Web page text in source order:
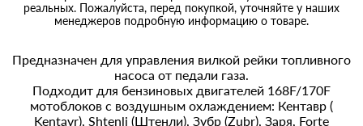
реальных. Пожалуйста, перед покупкой, уточняйте у наших
менеджеров подробную информацию о товаре.
Предназначен для управления вилкой рейки топливного
насоса от педали газа.
Подходит для бензиновых двигателей 168F/170F
мотоблоков с воздушным охлаждением: Кентавр (
Kentavr), Shtenli (Штенли), Зубр (Zubr), Заря, Forte